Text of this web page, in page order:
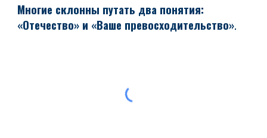
Многие склонны путать два понятия:
«Отечество» и «Ваше превосходительство».